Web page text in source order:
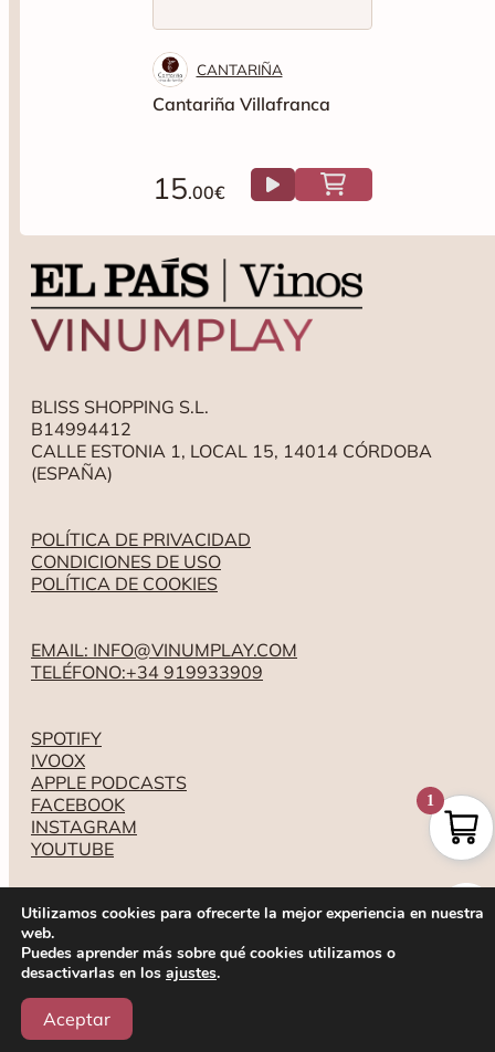
CANTARIÑA
Cantariña Villafranca
15.00€
BLISS SHOPPING S.L.
B14994412
CALLE ESTONIA 1, LOCAL 15, 14014 CÓRDOBA
(ESPAÑA)
POLÍTICA DE PRIVACIDAD
CONDICIONES DE USO
POLÍTICA DE COOKIES
EMAIL: INFO@VINUMPLAY.COM
TELÉFONO:+34 919933909
SPOTIFY
IVOOX
APPLE PODCASTS
FACEBOOK
INSTAGRAM
YOUTUBE
Utilizamos cookies para ofrecerte la mejor experiencia en nuestra
web.
Puedes aprender más sobre qué cookies utilizamos o
desactivarlas en los ajustes.
Aceptar
1